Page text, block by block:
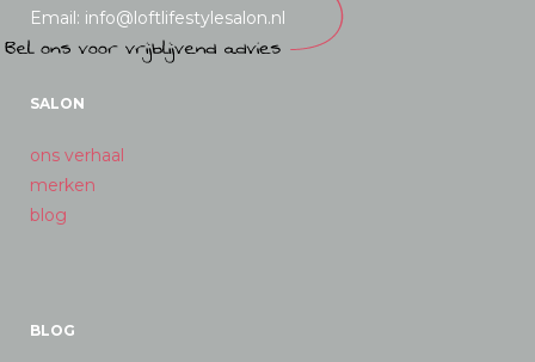
Email: info@loftlifestylesalon.nl
SALON
ons verhaal
merken
blog
BLOG